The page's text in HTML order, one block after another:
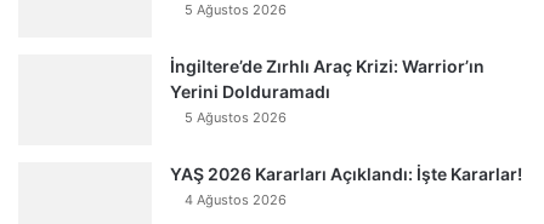
5 Ağustos 2026
İngiltere’de Zırhlı Araç Krizi: Warrior’ın
Yerini Dolduramadı
5 Ağustos 2026
YAŞ 2026 Kararları Açıklandı: İşte Kararlar!
4 Ağustos 2026